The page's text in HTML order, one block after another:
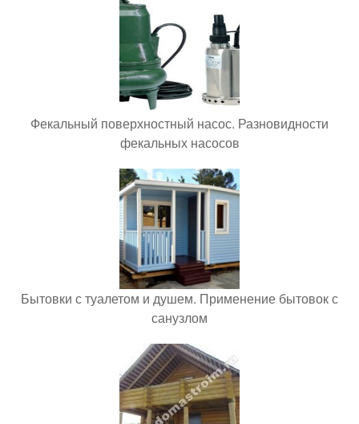
Фекальный поверхностный насос. Разновидности
фекальных насосов
Бытовки с туалетом и душем. Применение бытовок с
санузлом